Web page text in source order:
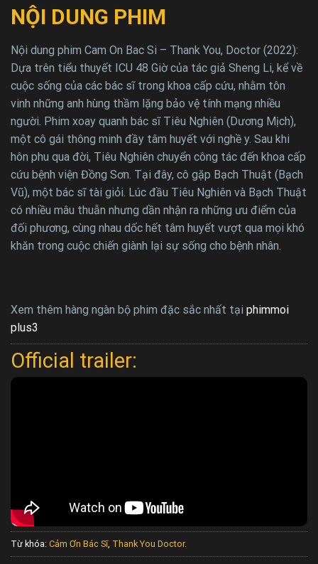
NỘI DUNG PHIM
Nội dung phim Cam On Bac Si – Thank You, Doctor (2022):
Dựa trên tiểu thuyết ICU 48 Giờ của tác giả Sheng Li, kể về
cuộc sống của các bác sĩ trong khoa cấp cứu, nhằm tôn
vinh những anh hùng thầm lặng bảo vệ tính mạng nhiều
người. Phim xoay quanh bác sĩ Tiêu Nghiên (Dương Mịch),
một cô gái thông minh đầy tâm huyết với nghề y. Sau khi
hôn phu qua đời, Tiêu Nghiên chuyển công tác đến khoa cấp
cứu bệnh viện Đồng Sơn. Tại đây, cô gặp Bạch Thuật (Bạch
Vũ), một bác sĩ tài giỏi. Lúc đầu Tiêu Nghiên và Bạch Thuật
có nhiều mâu thuẫn nhưng dần nhận ra những ưu điểm của
đối phương, cùng nhau dốc hết tâm huyết vượt qua mọi khó
khăn trong cuộc chiến giành lại sự sống cho bệnh nhân.
Xem thêm hàng ngàn bộ phim đặc sắc nhất tại phimmoi
plus3
Official trailer:
Từ khóa: Cảm Ơn Bác Sĩ, Thank You Doctor.